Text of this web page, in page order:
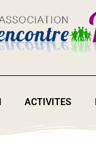
ACTIVITES